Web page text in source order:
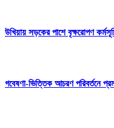
উখিয়ায় সড়কের পাশে বৃক্ষরোপণ
গবেষণা-ভিত্তিক আচরণ পরিবর্তনে